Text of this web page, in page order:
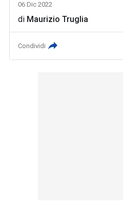
06 Dic 2022
di Maurizio Truglia
Condividi